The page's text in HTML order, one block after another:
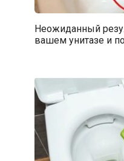
Неожиданный
вашем унитазе и